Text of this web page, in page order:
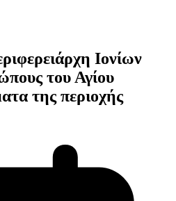
Ιονίων
του Αγίου
της περιοχής